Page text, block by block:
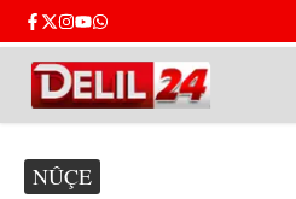
Skip to content
NÛÇE